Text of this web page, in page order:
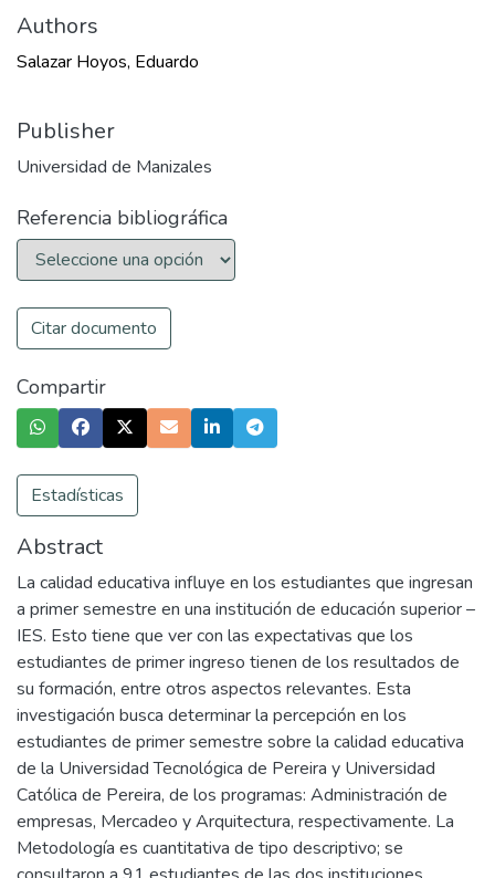
Authors
Salazar Hoyos, Eduardo
Publisher
Universidad de Manizales
Referencia bibliográfica
Citar documento
Compartir
Estadísticas
Abstract
La calidad educativa influye en los estudiantes que ingresan
a primer semestre en una institución de educación superior –
IES. Esto tiene que ver con las expectativas que los
estudiantes de primer ingreso tienen de los resultados de
su formación, entre otros aspectos relevantes. Esta
investigación busca determinar la percepción en los
estudiantes de primer semestre sobre la calidad educativa
de la Universidad Tecnológica de Pereira y Universidad
Católica de Pereira, de los programas: Administración de
empresas, Mercadeo y Arquitectura, respectivamente. La
Metodología es cuantitativa de tipo descriptivo; se